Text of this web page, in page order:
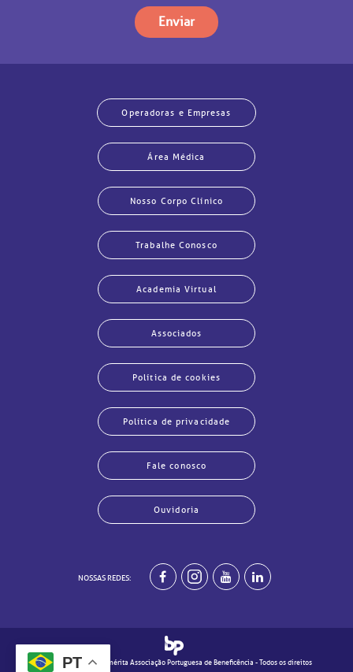
Enviar
Operadoras e Empresas
Área Médica
Nosso Corpo Clínico
Trabalhe Conosco
Academia Virtual
Associados
Política de cookies
Política de privacidade
Fale conosco
Ouvidoria
NOSSAS REDES:
© 2020 - Real e Benemérita Associação Portuguesa de Beneficência - Todos os direitos
PT